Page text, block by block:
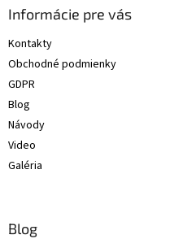
Informácie pre vás
Kontakty
Obchodné podmienky
GDPR
Blog
Návody
Video
Galéria
Blog